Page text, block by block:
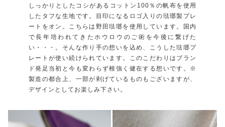
しっかりとしたコシがあるコットン100％の帆布を使用
したタフな生地です。目印になるロゴ入りの琺瑯製プレ
ートをオン。こちらは野田琺瑯を使用しています。国内
で長年培われてきたホウロウのご術を今後に繋げた
い・・・。そんな作り手の想いを込め、こうした琺瑯プ
レートが使い続けられています。このこだわりはブラン
ド発足当初と今も変わらず根強く健在する想いです。※
製造の都合上、一部が剥げているものもございますが、
デザインとしてお楽しみ下さい。